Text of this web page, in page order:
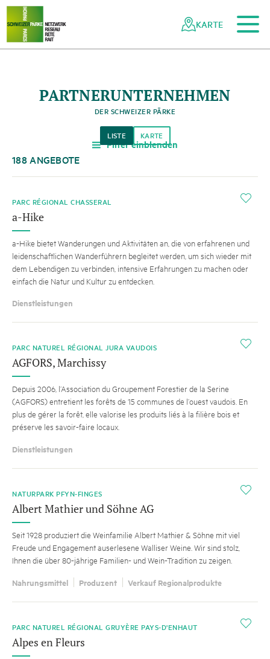
Navigieren
Netzwerk
Schweizer
Schnellnavigation
Zum Hauptinhalt
Zur mobilen Navigation
Zur Suche
Zum Fussbereich
Zur Sitemap
KARTE
PARTNERUNTERNEHMEN
DER SCHWEIZER PÄRKE
a Filter einblenden
LISTE KARTE
188 ANGEBOTE
i
PARC RÉGIONAL CHASSERAL
a-Hike
a-Hike bietet Wanderungen und Aktivitäten an, die von erfahrenen und
leidenschaftlichen Wanderführern begleitet werden, um sich wieder mit
dem Lebendigen zu verbinden, intensive Erfahrungen zu machen oder
einfach die Natur und Kultur zu entdecken.
Dienstleistungen
i
PARC NATUREL RÉGIONAL JURA VAUDOIS
AGFORS, Marchissy
Depuis 2006, l’Association du Groupement Forestier de la Serine
(AGFORS) entretient les forêts de 15 communes de l’ouest vaudois. En
plus de gérer la forêt, elle valorise les produits liés à la filière bois et
préserve les savoir-faire locaux.
Dienstleistungen
i
NATURPARK PFYN-FINGES
Albert Mathier und Söhne AG
Seit 1928 produziert die Weinfamilie Albert Mathier & Söhne mit viel
Freude und Engagement auserlesene Walliser Weine. Wir sind stolz,
Ihnen die über 80-jährige Familien- und Wein-Tradition zu zeigen.
Nahrungsmittel Produzent Verkauf Regionalprodukte
i
PARC NATUREL RÉGIONAL GRUYÈRE PAYS-D'ENHAUT
Alpes en Fleurs